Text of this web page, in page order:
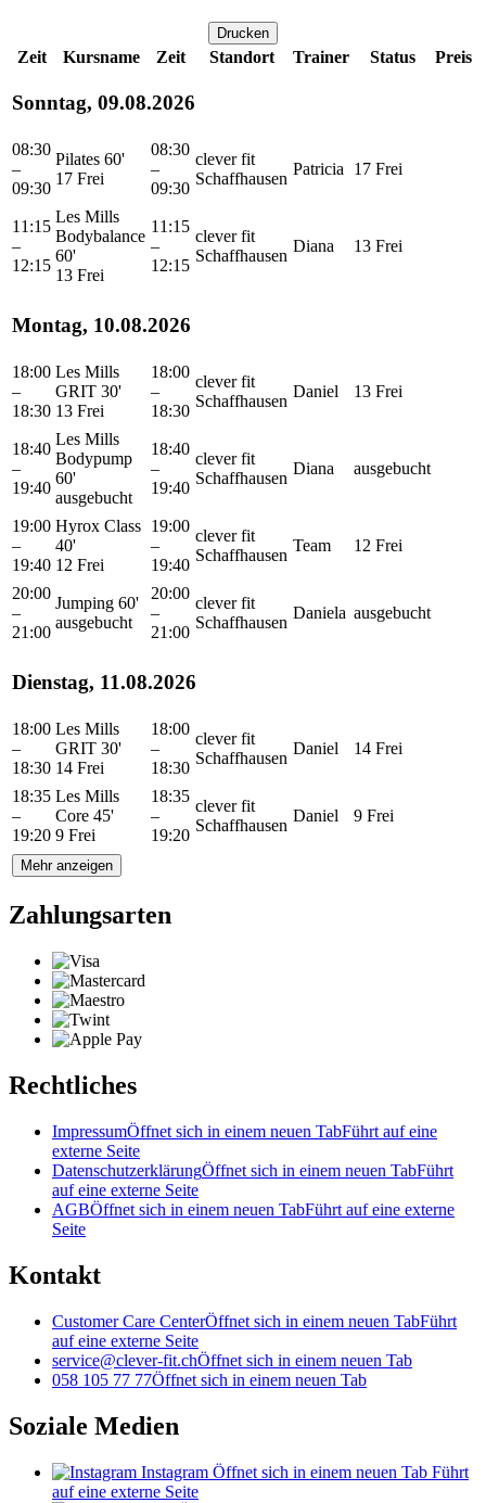
Drucken
Zeit Kursname Zeit Standort Trainer Status Preis
Sonntag, 09.08.2026
08:30
–
09:30
Pilates 60'
17 Frei
08:30
–
09:30
clever fit
Schaffhausen
Patricia 17 Frei
11:15
–
12:15
Les Mills
Bodybalance
60'
13 Frei
11:15
–
12:15
clever fit
Schaffhausen
Diana 13 Frei
Montag, 10.08.2026
18:00
–
18:30
Les Mills
GRIT 30'
13 Frei
18:00
–
18:30
clever fit
Schaffhausen
Daniel 13 Frei
18:40
–
19:40
Les Mills
Bodypump
60'
ausgebucht
18:40
–
19:40
clever fit
Schaffhausen
Diana ausgebucht
19:00
–
19:40
Hyrox Class
40'
12 Frei
19:00
–
19:40
clever fit
Schaffhausen
Team 12 Frei
20:00
–
21:00
Jumping 60'
ausgebucht
20:00
–
21:00
clever fit
Schaffhausen
Daniela ausgebucht
Dienstag, 11.08.2026
18:00
–
18:30
Les Mills
GRIT 30'
14 Frei
18:00
–
18:30
clever fit
Schaffhausen
Daniel 14 Frei
18:35
–
19:20
Les Mills
Core 45'
9 Frei
18:35
–
19:20
clever fit
Schaffhausen
Daniel 9 Frei
Mehr anzeigen
Zahlungsarten
Rechtliches
ImpressumÖffnet sich in einem neuen TabFührt auf eine
externe Seite
DatenschutzerklärungÖffnet sich in einem neuen TabFührt
auf eine externe Seite
AGBÖffnet sich in einem neuen TabFührt auf eine externe
Seite
Kontakt
Customer Care CenterÖffnet sich in einem neuen TabFührt
auf eine externe Seite
service@clever-fit.chÖffnet sich in einem neuen Tab
058 105 77 77Öffnet sich in einem neuen Tab
Soziale Medien
Instagram Öffnet sich in einem neuen Tab Führt
auf eine externe Seite